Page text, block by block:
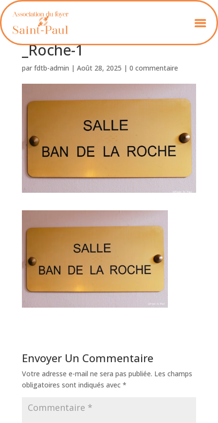
Foyer_St_Paul_Ban_de_la
_Roche-1
par fdtb-admin | Août 28, 2025 | 0 commentaire
Envoyer Un Commentaire
Votre adresse e-mail ne sera pas publiée. Les champs
obligatoires sont indiqués avec *